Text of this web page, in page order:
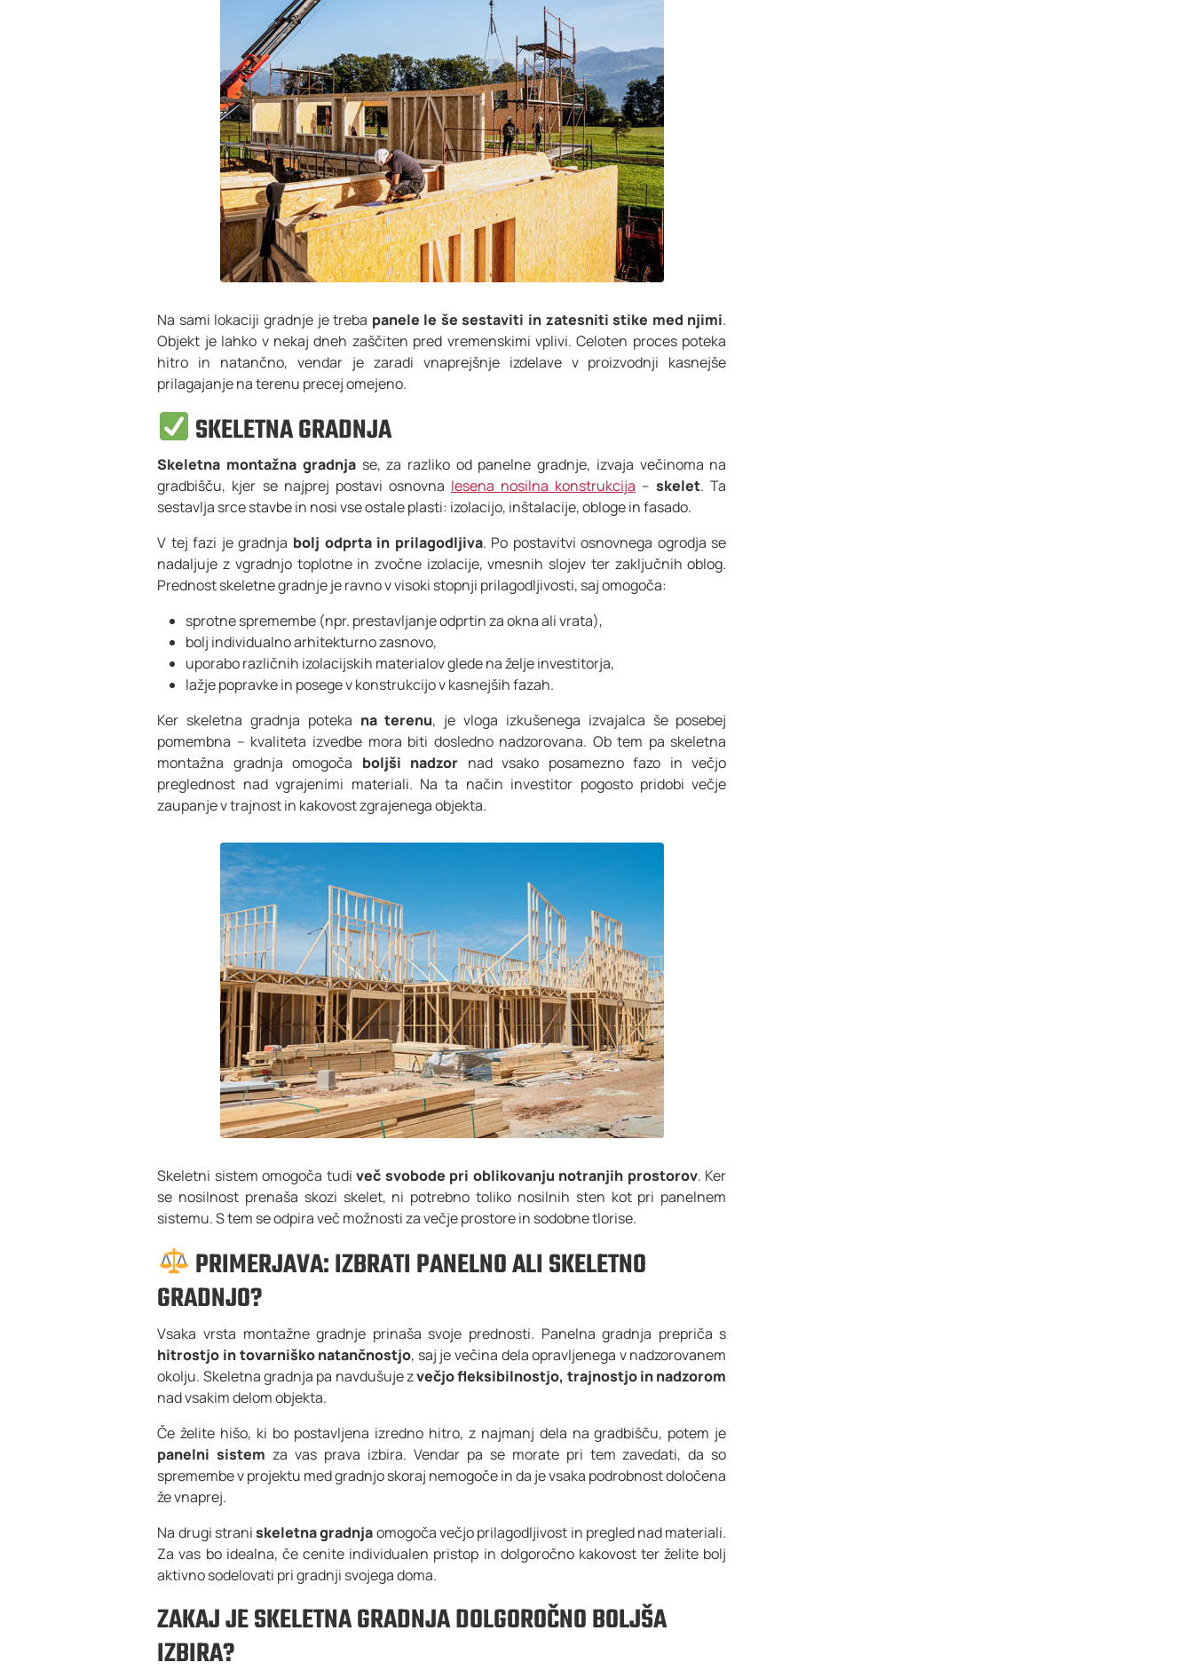
Na sami lokaciji gradnje je treba panele le še sestaviti in zatesniti stike med njimi.
Objekt je lahko v nekaj dneh zaščiten pred vremenskimi vplivi. Celoten proces poteka
hitro in natančno, vendar je zaradi vnaprejšnje izdelave v proizvodnji kasnejše
prilagajanje na terenu precej omejeno.
SKELETNA GRADNJA
Skeletna montažna gradnjase, za razliko od panelne gradnje, izvaja večinoma na
gradbišču, kjer se najprej postavi osnovna lesena nosilna konstrukcija –skelet. Ta
sestavlja srce stavbe in nosi vse ostale plasti: izolacijo, inštalacije, obloge in fasado.
V tej fazi je gradnja bolj odprta in prilagodljiva. Po postavitvi osnovnega ogrodja se
nadaljuje z vgradnjo toplotne in zvočne izolacije, vmesnih slojev ter zaključnih oblog.
Prednost skeletne gradnje je ravno v visoki stopnji prilagodljivosti, saj omogoča:
sprotne spremembe (npr. prestavljanje odprtin za okna ali vrata),
bolj individualno arhitekturno zasnovo,
uporabo različnih izolacijskih materialov glede na želje investitorja,
lažje popravke in posege v konstrukcijo v kasnejših fazah.
Ker skeletna gradnja poteka na terenu, je vloga izkušenega izvajalca še posebej
pomembna – kvaliteta izvedbe mora biti dosledno nadzorovana. Ob tem pa skeletna
montažna gradnja omogoča boljši nadzor nad vsako posamezno fazo in večjo
preglednost nad vgrajenimi materiali. Na ta način investitor pogosto pridobi večje
zaupanje v trajnost in kakovost zgrajenega objekta.
Skeletni sistem omogoča tudiveč svobode pri oblikovanju notranjih prostorov. Ker
se nosilnost prenaša skozi skelet, ni potrebno toliko nosilnih sten kot pri panelnem
sistemu. S tem se odpira več možnosti za večje prostore in sodobne tlorise.
PRIMERJAVA: IZBRATI PANELNO ALI SKELETNO
GRADNJO?
Vsaka vrsta montažne gradnje prinaša svoje prednosti. Panelna gradnja prepriča s
hitrostjo in tovarniško natančnostjo, saj je večina dela opravljenega v nadzorovanem
okolju. Skeletna gradnja pa navdušuje zvečjo fleksibilnostjo, trajnostjo in nadzorom
nad vsakim delom objekta.
Če želite hišo, ki bo postavljena izredno hitro, z najmanj dela na gradbišču, potem je
panelni sistem za vas prava izbira. Vendar pa se morate pri tem zavedati, da so
spremembe v projektu med gradnjo skoraj nemogoče in da je vsaka podrobnost določena
že vnaprej.
Na drugi straniskeletna gradnjaomogoča večjo prilagodljivost in pregled nad materiali.
Za vas bo idealna, če cenite individualen pristop in dolgoročno kakovost ter želite bolj
aktivno sodelovati pri gradnji svojega doma.
ZAKAJ JE SKELETNA GRADNJA DOLGOROČNO BOLJŠA
IZBIRA?